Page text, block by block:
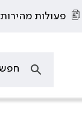
פעולות מהירות